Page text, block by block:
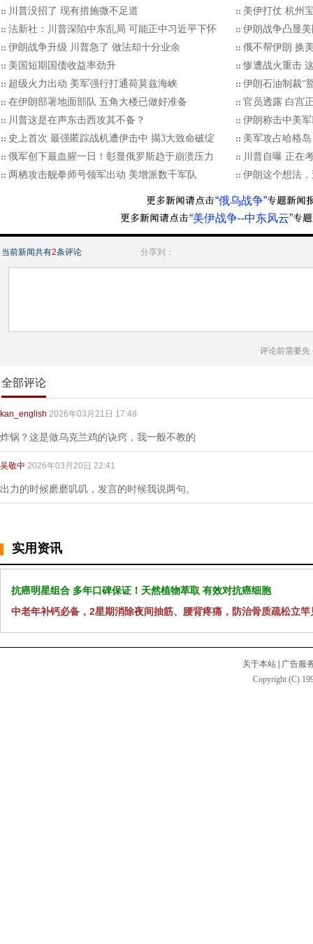
川普没招了 现有措施微不足道
美伊打仗 杭州
法新社：川普深陷中东乱局 可能正中习近平下怀
伊朗战争凸显
伊朗战争升级 川普急了 做法却十分业余
俄不帮伊朗 换
美国短期国债收益率劲升
惨遭战火重击
超级火力出动 美军强行打通荷莫兹海峡
伊朗石油制裁“
在伊朗部署地面部队 五角大楼已做好准备
官员透露 白宫
川普这是在声东击西攻其不备？
伊朗称击中美
史上首次 最强匿踪战机遭伊击中 揭3大致命破绽
美军攻占哈格
俄军创下最血腥一日！彰显俄罗斯趋于崩溃压力
川普自曝 正在
两栖攻击舰拳师号领军出动 美增派数千军队
伊朗这个想法
“俄乌战争”
“美伊战争--中东风云”
当前新闻共有2条评论 分享到：
评论前需要先
全部评论
kan_english 2026年03月21日 17:48
炸锅？这是做乌克兰鸡的诀窍，我一般不教的
吴敬中 2026年03月20日 22:41
出力的时候磨磨叽叽，发言的时候我说两句。
实用资讯
抗癌明星组合 多年口碑保证！天然植物萃取 有效对抗癌细胞
中老年补钙必备，2星期消除夜间抽筋、腰背疼痛，防治骨质疏松立竿
关于本站
广告服
Copyright (C)